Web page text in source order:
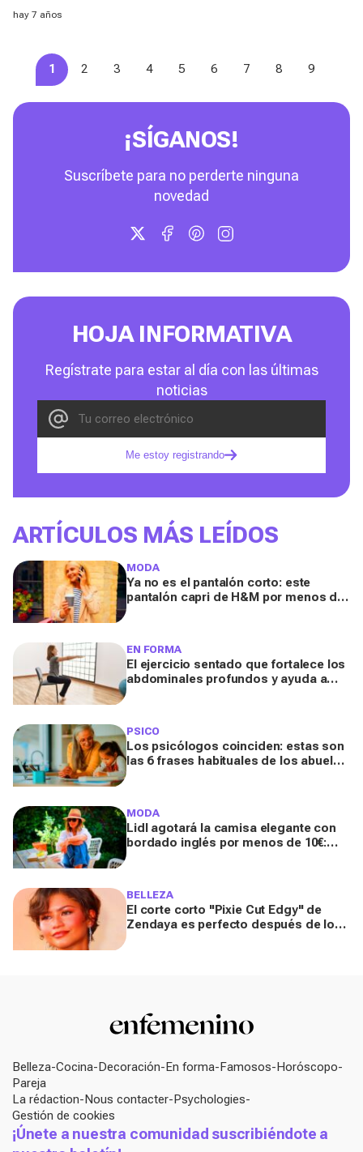
hay 7 años
1 2 3 4 5 6 7 8 9
¡SÍGANOS!
Suscríbete para no perderte ninguna
novedad
HOJA INFORMATIVA
Regístrate para estar al día con las últimas
noticias
Me estoy registrando
ARTÍCULOS MÁS LEÍDOS
MODA
Ya no es el pantalón corto: este
pantalón capri de H&M por menos de
EN FORMA
El ejercicio sentado que fortalece los
abdominales profundos y ayuda a
PSICO
Los psicólogos coinciden: estas son
las 6 frases habituales de los abuelos
MODA
Lidl agotará la camisa elegante con
bordado inglés por menos de 10€:
BELLEZA
El corte corto "Pixie Cut Edgy" de
Zendaya es perfecto después de los
Belleza Cocina Decoración En forma Famosos Horóscopo
Pareja
La rédaction Nous contacter Psychologies
Gestión de cookies
¡Únete a nuestra comunidad suscribiéndote a